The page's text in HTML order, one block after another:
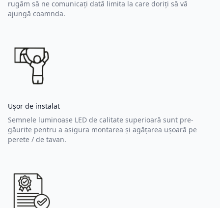
rugăm să ne comunicați dată limita la care doriți să vă
ajungă coamnda.
Ușor de instalat
Semnele luminoase LED de calitate superioară sunt pre-
găurite pentru a asigura montarea și agățarea ușoară pe
perete / de tavan.